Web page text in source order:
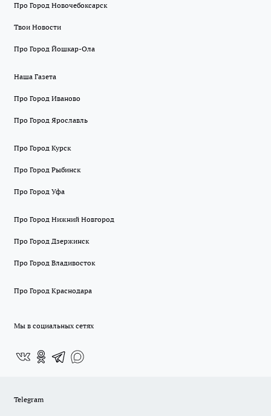
Про Город Новочебоксарск
Твои Новости
Про Город Йошкар-Ола
Наша Газета
Про Город Иваново
Про Город Ярославль
Про Город Курск
Про Город Рыбинск
Про Город Уфа
Про Город Нижний Новгород
Про Город Дзержинск
Про Город Владивосток
Про Город Краснодара
Мы в социальных сетях
Telegram